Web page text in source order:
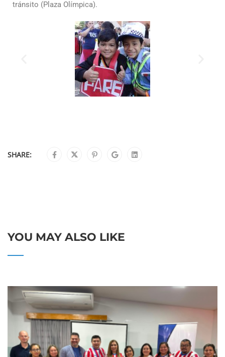
tránsito (Plaza Olímpica).
SHARE:
YOU MAY ALSO LIKE